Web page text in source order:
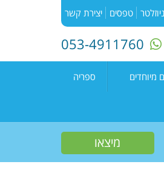
ניוזלטר טפסים יצירת קשר
053-4911760
מיוחדים ספריה
קטלוג הספריה
הזמנת ספרים
יוצרים מקומיים